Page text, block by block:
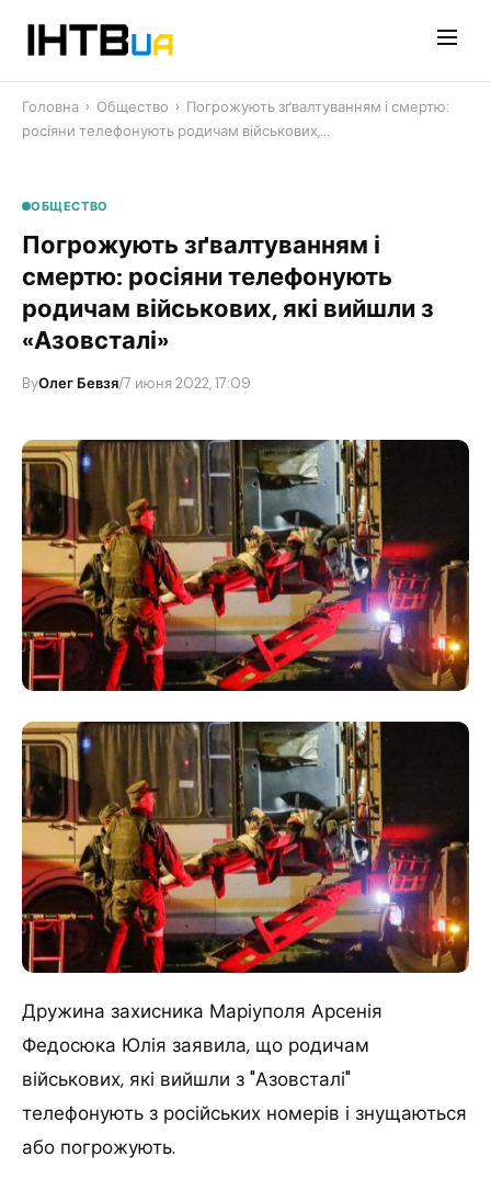
Головна › Общество › Погрожують зґвалтуванням і смертю:
росіяни телефонують родичам військових,…
ОБЩЕСТВО
Погрожують зґвалтуванням і
смертю: росіяни телефонують
родичам військових, які вийшли з
«Азовсталі»
ByОлег Бевзя/7 июня 2022, 17:09
Дружина захисника Маріуполя Арсенія
Федосюка Юлія заявила, що родичам
військових, які вийшли з "Азовсталі"
телефонують з російських номерів і знущаються
або погрожують.